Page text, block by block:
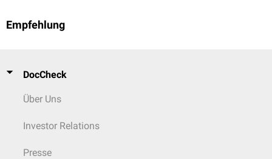
Empfehlung
DocCheck
Über Uns
Investor Relations
Presse